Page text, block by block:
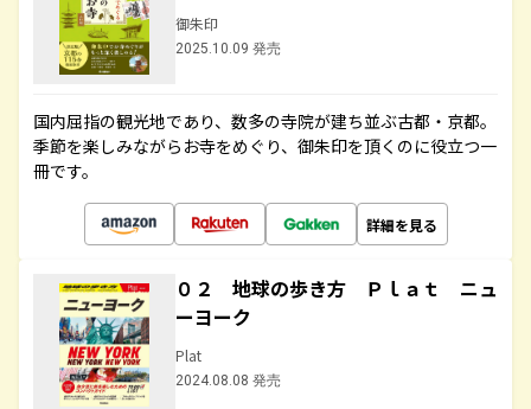
御朱印
2025.10.09 発売
国内屈指の観光地であり、数多の寺院が建ち並ぶ古都・京都。
季節を楽しみながらお寺をめぐり、御朱印を頂くのに役立つ一
冊です。
詳細を見る
０２ 地球の歩き方 Ｐｌａｔ ニュ
ーヨーク
Plat
2024.08.08 発売